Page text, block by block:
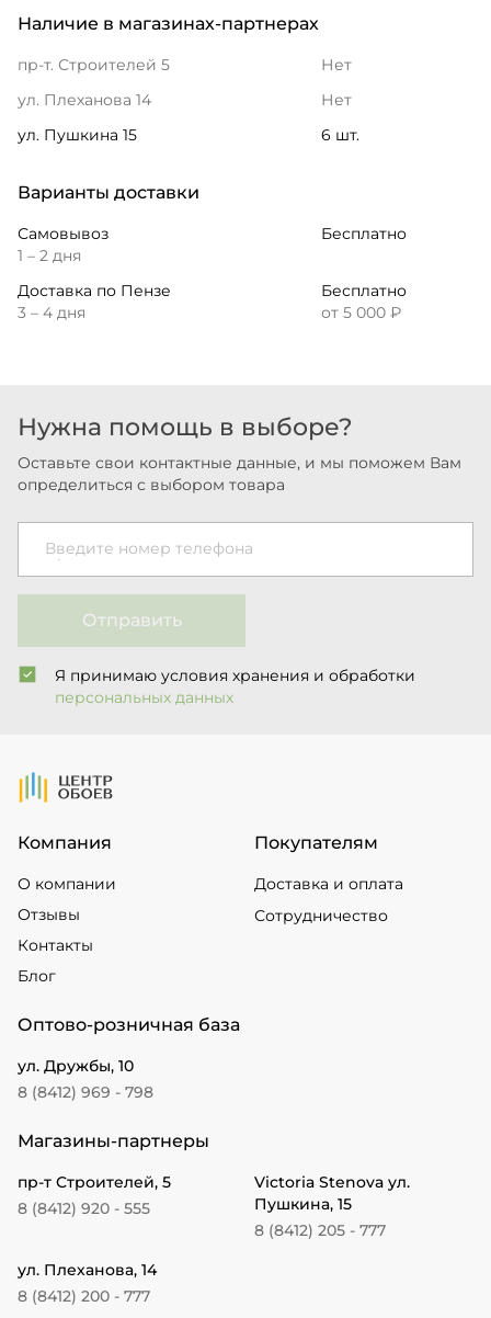
Наличие в магазинах-партнерах
пр-т. Строителей 5
Нет
ул. Плеханова 14
Нет
ул. Пушкина 15
6 шт.
Варианты доставки
Самовывоз
1 – 2 дня
Бесплатно
Доставка по Пензе
3 – 4 дня
Бесплатно
от 5 000 ₽
Нужна помощь в выборе?
Оставьте свои контактные данные, и мы поможем Вам
определиться с выбором товара
Введите номер телефона
Отправить
Я принимаю условия хранения и обработки
персональных данных
На Главную
Компания
О компании
Отзывы
Контакты
Блог
Покупателям
Доставка и оплата
Сотрудничество
Оптово-розничная база
ул. Дружбы, 10
8 (8412) 969 - 798
Магазины-партнеры
пр-т Строителей, 5
8 (8412) 920 - 555
Victoria Stenova ул.
Пушкина, 15
8 (8412) 205 - 777
ул. Плеханова, 14
8 (8412) 200 - 777